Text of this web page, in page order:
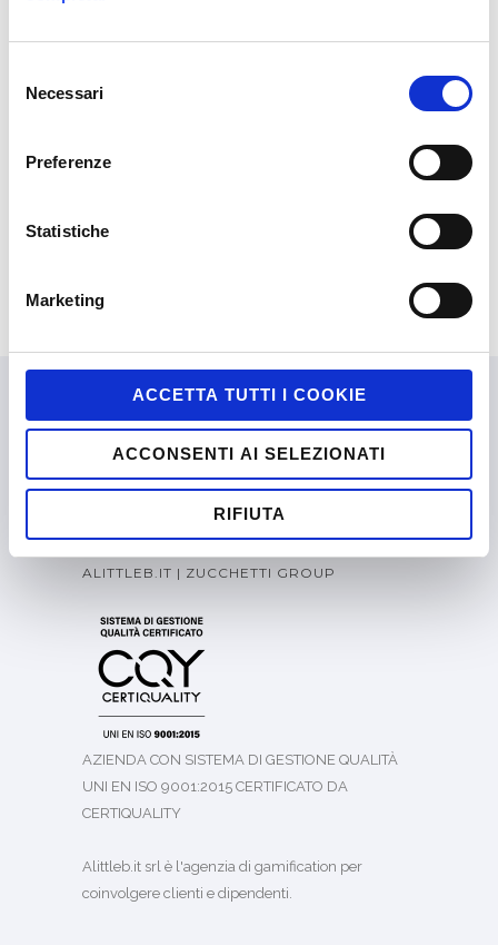
delNecessari
Preferenze
Statistiche
Marketing
ACCETTA TUTTI I COOKIE
ACCONSENTI AI SELEZIONATI
RIFIUTA
banners per la campagna e di
LINGUE
ALITTLEB.IT | ZUCCHETTI GROUP
AZIENDA CON SISTEMA DI GESTIONE QUALITÀ
UNI EN ISO 9001:2015 CERTIFICATO DA
CERTIQUALITY
Alittleb.it srl è l'agenzia di gamification per
coinvolgere clienti e dipendenti.